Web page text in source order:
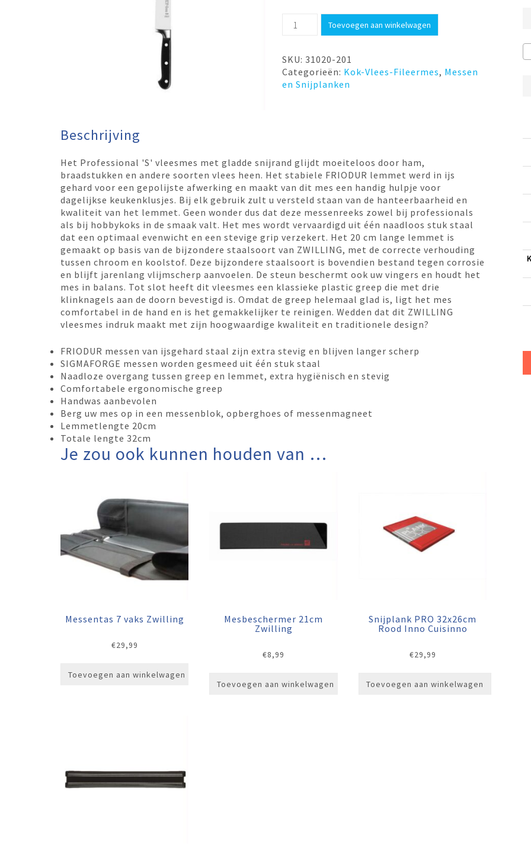
Vleesmes
20cm
Zwilling
aantal
Toevoegen aan winkelwagen
SKU:31020-201
Categorieën: Kok-Vlees-Fileermes, Messen
en Snijplanken
Beschrijving
Het Professional 'S' vleesmes met gladde snijrand glijdt moeiteloos door ham,
braadstukken en andere soorten vlees heen. Het stabiele FRIODUR lemmet werd in ijs
gehard voor een gepolijste afwerking en maakt van dit mes een handig hulpje voor
dagelijkse keukenklusjes. Bij elk gebruik zult u versteld staan van de hanteerbaarheid en
kwaliteit van het lemmet. Geen wonder dus dat deze messenreeks zowel bij professionals
als bij hobbykoks in de smaak valt. Het mes wordt vervaardigd uit één naadloos stuk staal
dat een optimaal evenwicht en een stevige grip verzekert. Het 20 cm lange lemmet is
gemaakt op basis van de bijzondere staalsoort van ZWILLING, met de correcte verhouding
tussen chroom en koolstof. Deze bijzondere staalsoort is bovendien bestand tegen corrosie
en blijft jarenlang vlijmscherp aanvoelen. De steun beschermt ook uw vingers en houdt het
mes in balans. Tot slot heeft dit vleesmes een klassieke plastic greep die met drie
klinknagels aan de doorn bevestigd is. Omdat de greep helemaal glad is, ligt het mes
comfortabel in de hand en is het gemakkelijker te reinigen. Wedden dat dit ZWILLING
vleesmes indruk maakt met zijn hoogwaardige kwaliteit en traditionele design?
FRIODUR messen van ijsgehard staal zijn extra stevig en blijven langer scherp
SIGMAFORGE messen worden gesmeed uit één stuk staal
Naadloze overgang tussen greep en lemmet, extra hygiënisch en stevig
Comfortabele ergonomische greep
Handwas aanbevolen
Berg uw mes op in een messenblok, opberghoes of messenmagneet
Lemmetlengte 20cm
Totale lengte 32cm
Je zou ook kunnen houden van …
Messentas 7 vaks Zwilling
€29,99
Toevoegen aan winkelwagen
Mesbeschermer 21cm
Zwilling
€8,99
Toevoegen aan winkelwagen
Snijplank PRO 32x26cm
Rood Inno Cuisinno
€29,99
Toevoegen aan winkelwagen